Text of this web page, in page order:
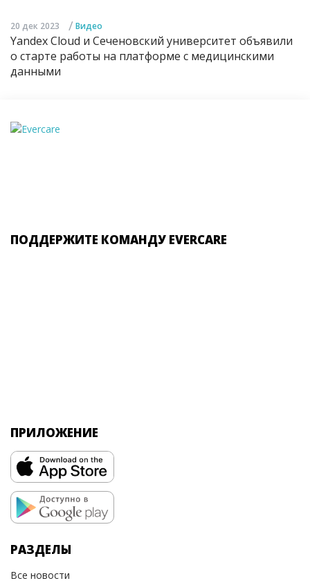
20 дек 2023 / Видео
Yandex Cloud и Сеченовский университет объявили
о старте работы на платформе с медицинскими
данными
ПОДДЕРЖИТЕ КОМАНДУ EVERCARE
ПРИЛОЖЕНИЕ
РАЗДЕЛЫ
Все новости